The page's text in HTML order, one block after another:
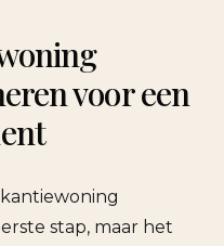
voor een
stap, maar het